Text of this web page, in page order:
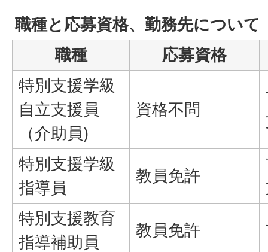
職種と応募資格、勤務先について
職種
応募資格
特別支援学級
自立支援員
（介助員)
資格不問
特別支援学級
指導員
教員免許
特別支援教育
指導補助員
教員免許